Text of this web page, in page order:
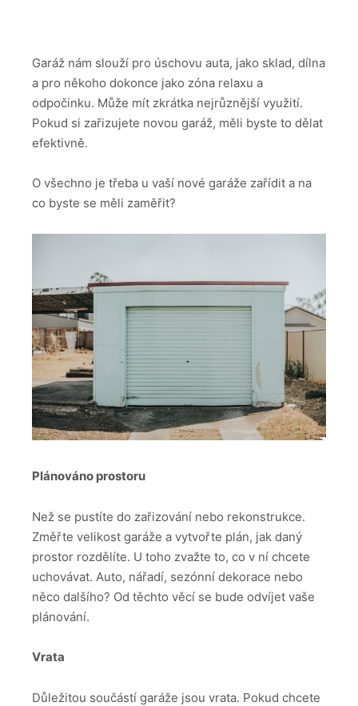
Garáž nám slouží pro úschovu auta, jako sklad, dílna
a pro někoho dokonce jako zóna relaxu a
odpočinku. Může mít zkrátka nejrůznější využití.
Pokud si zařizujete novou garáž, měli byste to dělat
efektivně.
O všechno je třeba u vaší nové garáže zařídit a na
co byste se měli zaměřit?
Plánováno prostoru
Než se pustíte do zařizování nebo rekonstrukce.
Změřte velikost garáže a vytvořte plán, jak daný
prostor rozdělíte. U toho zvažte to, co v ní chcete
uchovávat. Auto, nářadí, sezónní dekorace nebo
něco dalšího? Od těchto věcí se bude odvíjet vaše
plánování.
Vrata
Důležitou součástí garáže jsou vrata. Pokud chcete